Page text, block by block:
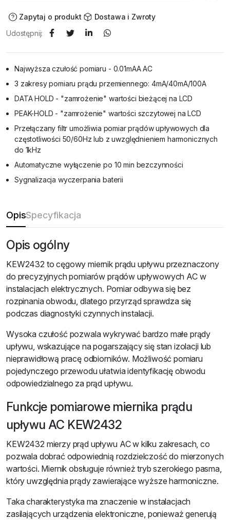
100A
ilość
Zapytaj o produkt
Dostawa i Zwroty
Udostępnij:
Najwyższa czułość pomiaru - 0.01mAA AC
3 zakresy pomiaru prądu przemiennego: 4mA/40mA/100A
DATA HOLD - "zamrożenie" wartości bieżącej na LCD
PEAK-HOLD - "zamrożenie" wartości szczytowej na LCD
Przełączany filtr umożliwia pomiar prądów upływowych dla
częstotliwości 50/60Hz lub z uwzględnieniem harmonicznych
do 1kHz
Automatyczne wyłączenie po 10 min bezczynności
Sygnalizacja wyczerpania baterii
OpisSpecyfikacja
Opis ogólny
KEW2432 to cęgowy miernik prądu upływu przeznaczony
do precyzyjnych pomiarów prądów upływowych AC w
instalacjach elektrycznych. Pomiar odbywa się bez
rozpinania obwodu, dlatego przyrząd sprawdza się
podczas diagnostyki czynnych instalacji.
Wysoka czułość pozwala wykrywać bardzo małe prądy
upływu, wskazujące na pogarszający się stan izolacji lub
nieprawidłową pracę odbiorników. Możliwość pomiaru
pojedynczego przewodu ułatwia identyfikację obwodu
odpowiedzialnego za prąd upływu.
Funkcje pomiarowe miernika prądu
upływu AC KEW2432
KEW2432 mierzy prąd upływu AC w kilku zakresach, co
pozwala dobrać odpowiednią rozdzielczość do mierzonych
wartości. Miernik obsługuje również tryb szerokiego pasma,
który uwzględnia prądy zawierające wyższe harmoniczne.
Taka charakterystyka ma znaczenie w instalacjach
zasilających urządzenia elektroniczne, ponieważ generują